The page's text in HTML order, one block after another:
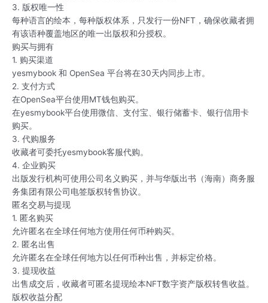
3. 版权唯一性
每种语言的绘本，每种版权体系，只发行一份NFT，确保收藏者拥
有该语种覆盖地区的唯一出版权和分授权。
购买与拥有
1. 购买渠道
yesmybook 和 OpenSea 平台将在30天内同步上市。
2. 支付方式
在OpenSea平台使用MT钱包购买。
在yesmybook平台使用微信、支付宝、银行储蓄卡、银行信用卡
购买。
3. 代购服务
收藏者可委托yesmybook客服代购。
4. 企业购买
出版发行机构可使用公司名义购买，并与华版出书（海南）商务服
务集团有限公司电签版权转售协议。
匿名交易与提现
1. 匿名购买
允许匿名在全球任何地方使用任何币种购买。
2. 匿名出售
允许匿名在全球任何地方以任何币种出售，并标定价格。
3. 提现收益
出售成交后，收藏者可匿名提现绘本NFT数字资产版权转售收益。
版权收益分配